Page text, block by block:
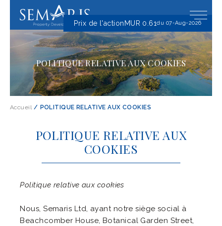
Prix ​​de l'action MUR 0.61du 07-Aug-2026
POLITIQUE RELATIVE AUX COOKIES
Accueil / POLITIQUE RELATIVE AUX COOKIES
POLITIQUE RELATIVE AUX
COOKIES
Politique relative aux cookies
Nous, Semaris Ltd, ayant notre siège social à
Beachcomber House, Botanical Garden Street,